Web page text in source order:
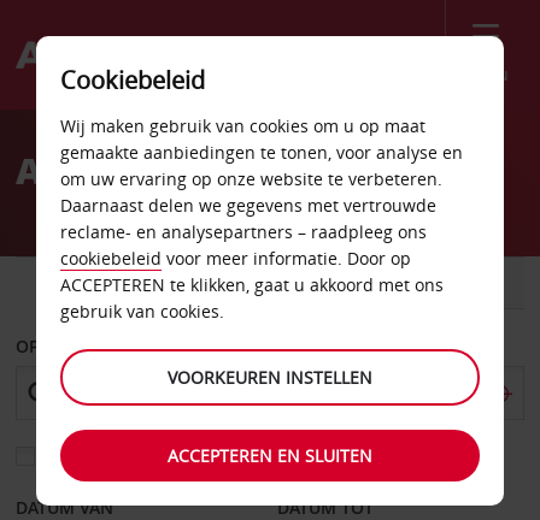
Menu
Welcome
AvisAutoverhuur Lörrach
AUTO BESTELWAGEN
OPHALEN OP
Kies een ander afleverpunt
DATUM VAN DATUM TOT
Cookiebeleid
Wij maken gebruik van cookies om u op maat
gemaakte aanbiedingen te tonen, voor analyse en
om uw ervaring op onze website te verbeteren.
Daarnaast delen we gegevens met vertrouwde
reclame- en analysepartners – raadpleeg ons
cookiebeleid voor meer informatie. Door op
ACCEPTEREN te klikken, gaat u akkoord met ons
gebruik van cookies.
VOORKEUREN INSTELLEN
ACCEPTEREN EN SLUITEN